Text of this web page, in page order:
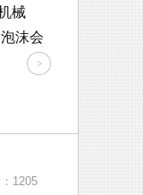
械
沫会
1205